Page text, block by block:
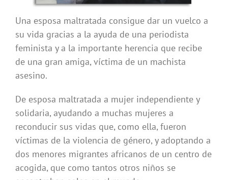
Una esposa maltratada consigue dar un vuelco a
su vida gracias a la ayuda de una periodista
feminista y a la importante herencia que recibe
de una gran amiga, víctima de un machista
asesino.
De esposa maltratada a mujer independiente y
solidaria, ayudando a muchas mujeres a
reconducir sus vidas que, como ella, fueron
víctimas de la violencia de género, y adoptando a
dos menores migrantes africanos de un centro de
acogida, que como tantos otros niños se